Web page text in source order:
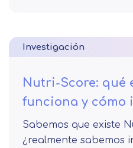
Investigación
Nutri-Score: qué
funciona y cómo
Sabemos que existe
¿realmente sabemos